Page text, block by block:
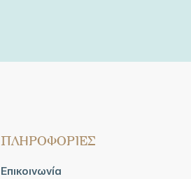
ΠΛΗΡΟΦΟΡΙΕΣ
Επικοινωνία